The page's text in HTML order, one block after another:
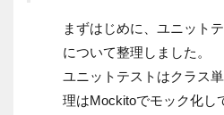
まずはじめに、ユニット
について整理しました。
ユニットテストはクラス
理はMockitoでモック化し